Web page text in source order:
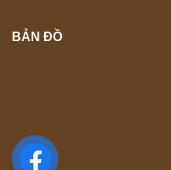
BẢN ĐỒ